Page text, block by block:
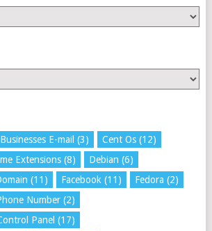
Businesses E-mail (3) Cent Os(12)
Extensions(8) Debian (6)
(11) Facebook (11) Fedora (2)
Number(2)
Panel (17)